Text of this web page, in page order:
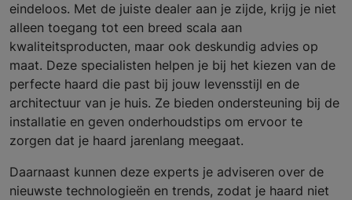
eindeloos. Met de juiste dealer aan je zijde, krijg je niet
alleen toegang tot een breed scala aan
kwaliteitsproducten, maar ook deskundig advies op
maat. Deze specialisten helpen je bij het kiezen van de
perfecte haard die past bij jouw levensstijl en de
architectuur van je huis. Ze bieden ondersteuning bij de
installatie en geven onderhoudstips om ervoor te
zorgen dat je haard jarenlang meegaat.
Daarnaast kunnen deze experts je adviseren over de
nieuwste technologieën en trends, zodat je haard niet